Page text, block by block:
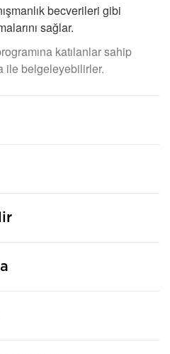
becverileri gibi
sağlar.
katılanlar sahip
ile belgeleyebilirler.